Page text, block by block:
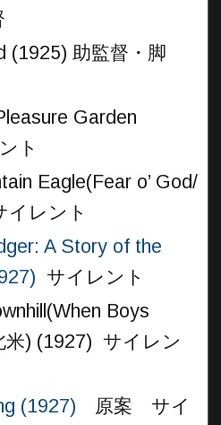
(1925) 助監督・脚
Garden
ト
Eagle(Fear o’ God/
レント
A Story of the
サイレント
Boys
米) (1927) サイレン
(1927) 原案 サイ